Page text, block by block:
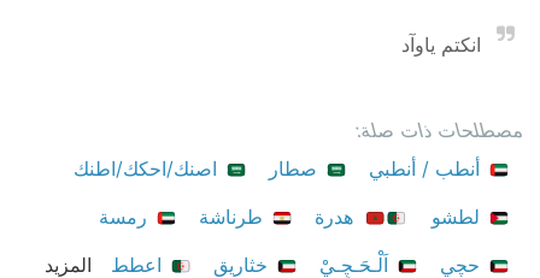
انكتم ياوآد
مصطلحات ذات صلة:
أنطب / أنطبي
صطار
اصنك/احكك/اطنك
لطشو
هدرة طرناشة
رمسة
حچي
اَلْـحَـچِـيْ خثاريق اعطط المزيد